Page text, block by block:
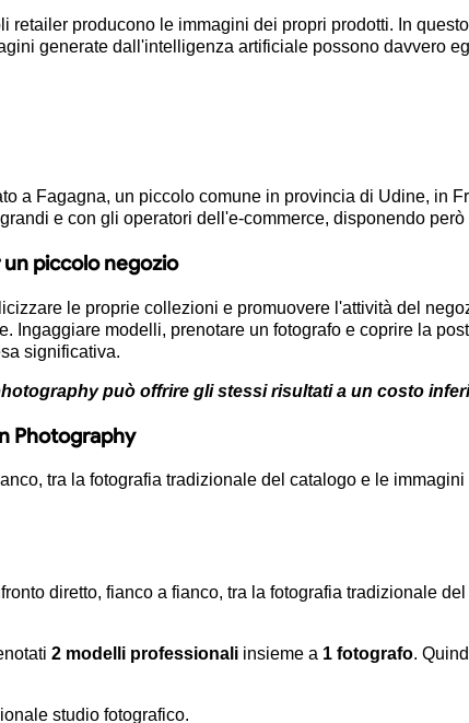
retailer producono le immagini dei propri prodotti. In
generate dall'intelligenza artificiale possono davvero
a Fagagna, un piccolo comune in provincia di Udine, in
e con gli operatori dell'e-commerce, disponendo
piccolo negozio
le proprie collezioni e promuovere l'attività del
Ingaggiare modelli, prenotare un fotografo e coprire la
significativa.
può offrire gli stessi risultati a un costo
Photography
tra la fotografia tradizionale del catalogo e le
diretto, fianco a fianco, tra la fotografia tradizionale
2 modelli professionali insieme a 1 fotografo.
studio fotografico.